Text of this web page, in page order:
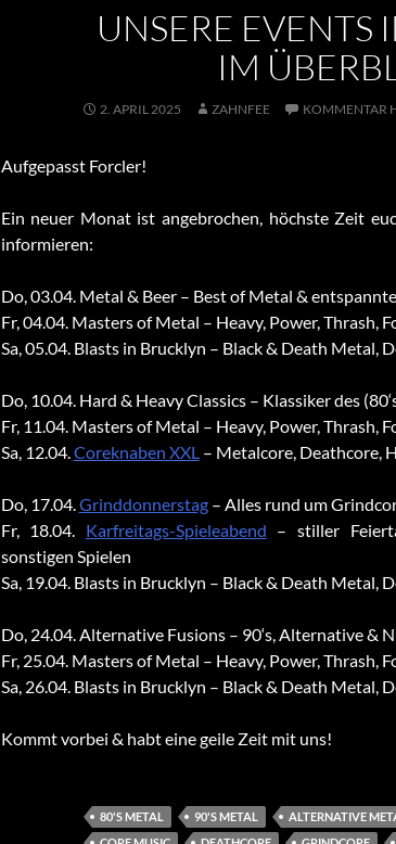
UNSERE EVENTS
IM
2. APRIL 2025 ZAHNFEE KOMMENTAR
Aufgepasst Forcler!
Ein neuer Monat ist angebrochen, höchste Zeit
informieren:
Do, 03.04. Metal & Beer – Best of Metal &
Fr, 04.04. Masters of Metal – Heavy, Power, Thrash,
Sa, 05.04. Blasts in Brucklyn – Black & Death Metal,
Do, 10.04. Hard & Heavy Classics – Klassiker des
Fr, 11.04. Masters of Metal – Heavy, Power, Thrash,
Sa, 12.04.Coreknaben XXL– Metalcore, Deathcore,
Do, 17.04.Grinddonnerstag– Alles rund um
Fr, 18.04. Karfreitags-Spieleabend – stiller
sonstigen Spielen
Sa, 19.04. Blasts in Brucklyn – Black & Death Metal,
Do, 24.04. Alternative Fusions – 90‘s, Alternative &
Fr, 25.04. Masters of Metal – Heavy, Power, Thrash,
Sa, 26.04. Blasts in Brucklyn – Black & Death Metal,
Kommt vorbei & habt eine geile Zeit mit uns!
80'S METAL 90'S METAL ALTERNATIVE